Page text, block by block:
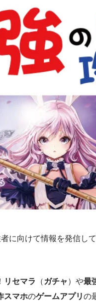
に向けて情報を発信して
リセマラ （ ガチャ ）や最
スマホのゲームアプリの